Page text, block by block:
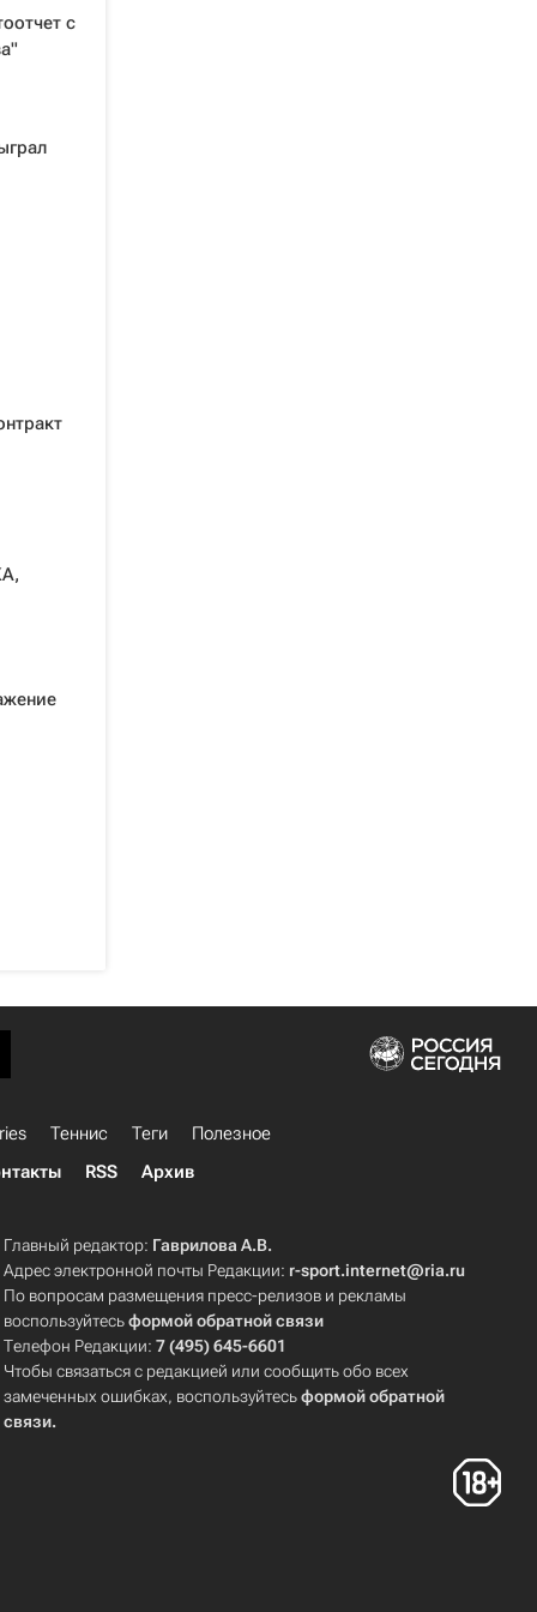
с
Теннис Теги
Полезное
RSS Архив
Главный редактор: Гаврилова А.В.
Адрес электронной почты Редакции: r-sport.internet@ria.ru
По вопросам размещения пресс-релизов и рекламы
воспользуйтесьформой обратной связи
Телефон Редакции:7 (495) 645-6601
Чтобы связаться с редакцией или сообщить обо всех
замеченных ошибках, воспользуйтесьформой обратной
связи.